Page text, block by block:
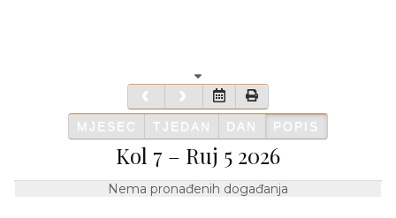
MJESEC TJEDAN DAN POPIS
Kol 7 – Ruj 5 2026
Nema pronađenih događanja